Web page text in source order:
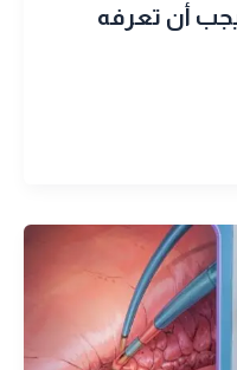
أن تعرفه